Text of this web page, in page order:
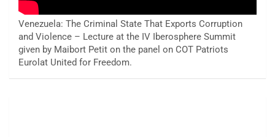
Venezuela: The Criminal State That Exports Corruption
and Violence – Lecture at the IV Iberosphere Summit
given by Maibort Petit on the panel on COT Patriots
Eurolat United for Freedom.